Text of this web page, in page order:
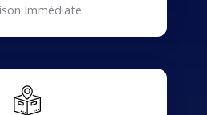
Immédiate